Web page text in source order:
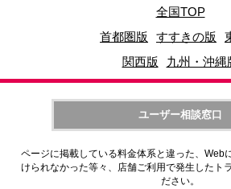
全国TOP
首都圏版
すすきの版
関西版
九州・沖縄
ユーザー相談窓口
ページに掲載している料金体系と違った、Web
けられなかった等々、店舗ご利用で発生したト
ださい。